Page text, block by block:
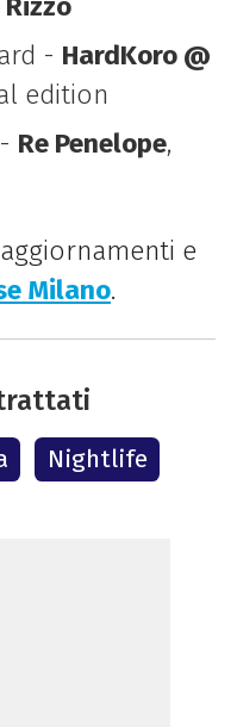
- HardKoro @
edition
Re Penelope,
e
Milano.
Nightlife